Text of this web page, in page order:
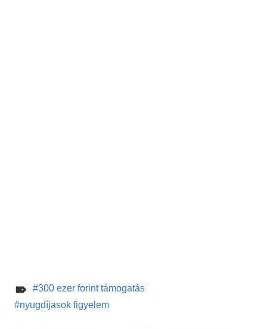
300 ezer forint támogatás
nyugdíjasok figyelem